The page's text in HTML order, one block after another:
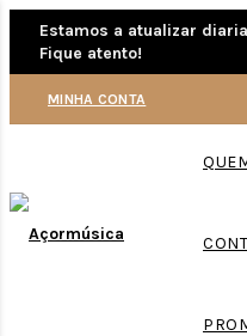
Estamos a atualizar
Fique atento!
MINHA CONTA